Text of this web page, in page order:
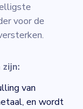
voor de
van
en wordt